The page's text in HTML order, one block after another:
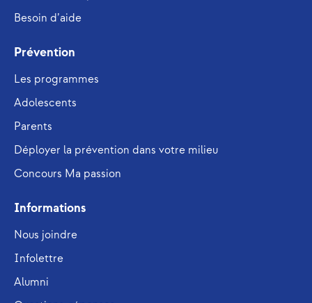
Besoin d’aide
Prévention
Les programmes
Adolescents
Parents
Déployer la prévention dans votre milieu
Concours Ma passion
Informations
Nous joindre
Infolettre
Alumni